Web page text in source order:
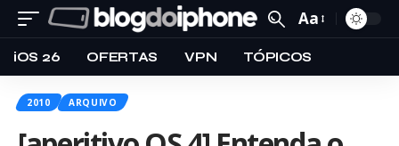
Aa
iOS 26 OFERTAS VPN TÓPICOS
2010 ARQUIVO